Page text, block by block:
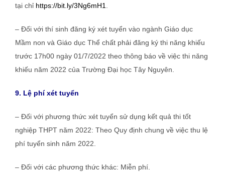
tại chỉ https://bit.ly/3Ng6mH1.
– Đối với thí sinh đăng ký xét tuyển vào ngành Giáo dục
Mầm non và Giáo dục Thể chất phải đăng ký thi năng khiếu
trước 17h00 ngày 01/7/2022 theo thông báo về việc thi năng
khiếu năm 2022 của Trường Đại học Tây Nguyên.
9. Lệ phí xét tuyển
– Đối với phương thức xét tuyển sử dụng kết quả thi tốt
nghiệp THPT năm 2022: Theo Quy định chung về việc thu lệ
phí tuyển sinh năm 2022.
– Đối với các phương thức khác: Miễn phí.